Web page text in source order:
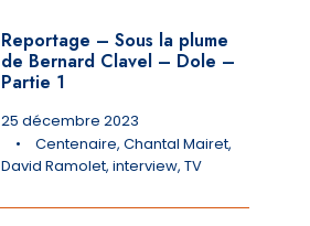
Reportage – Sous la plume
de Bernard Clavel – Dole –
Partie 1
25 décembre 2023
•
Centenaire, Chantal Mairet,
David Ramolet, interview, TV